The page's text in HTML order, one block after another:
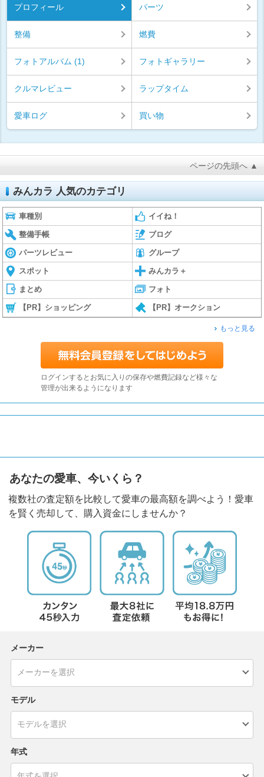
プロフィール パーツ
整備 燃費
フォトアルバム (1) フォトギャラリー
クルマレビュー ラップタイム
愛車ログ 買い物
ページの先頭へ ▲
みんカラ 人気のカテゴリ
車種別 イイね！
整備手帳 ブログ
パーツレビュー グループ
スポット みんカラ＋
まとめ フォト
【PR】ショッピング 【PR】オークション
もっと見る
ログインするとお気に入りの保存や燃費記録など様々な
管理が出来るようになります
あなたの愛車、今いくら？
複数社の査定額を比較して愛車の最高額を調べよう！愛車
を賢く売却して、購入資金にしませんか？
メーカー
モデル
年式